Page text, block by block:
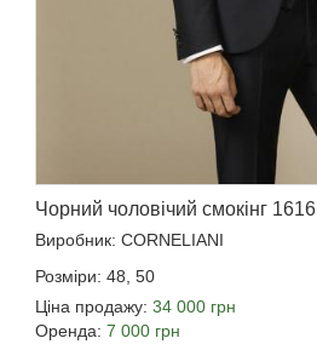
Чорний чоловічий смокінг 1616
Виробник: CORNELIANI
Розміри: 48, 50
Ціна продажу: 34 000 грн
Оренда: 7 000 грн